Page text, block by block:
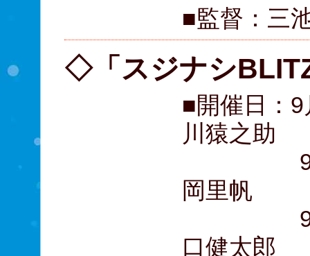
■監督：三
◇「スジナシ
■開催日：
川猿之助
9月12
岡里帆
9月13
口健太郎